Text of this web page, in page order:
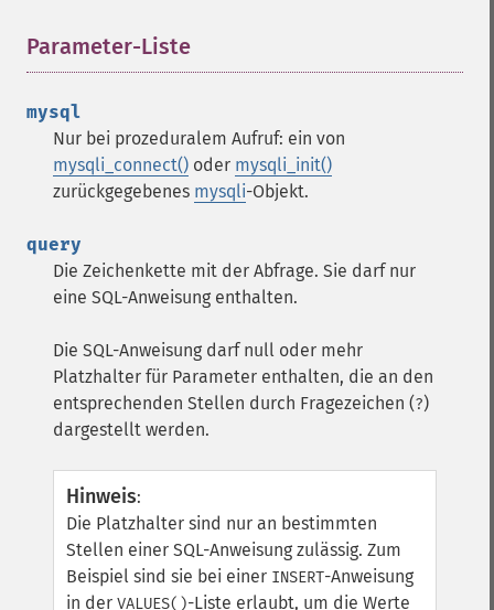
Parameter-Liste
mysql
Nur bei prozeduralem Aufruf: ein von
mysqli_connect() oder mysqli_init()
zurückgegebenes mysqli-Objekt.
query
Die Zeichenkette mit der Abfrage. Sie darf nur
eine SQL-Anweisung enthalten.
Die SQL-Anweisung darf null oder mehr
Platzhalter für Parameter enthalten, die an den
entsprechenden Stellen durch Fragezeichen (?)
dargestellt werden.
Hinweis:
Die Platzhalter sind nur an bestimmten
Stellen einer SQL-Anweisung zulässig. Zum
Beispiel sind sie bei einer INSERT-Anweisung
in der VALUES()-Liste erlaubt, um die Werte